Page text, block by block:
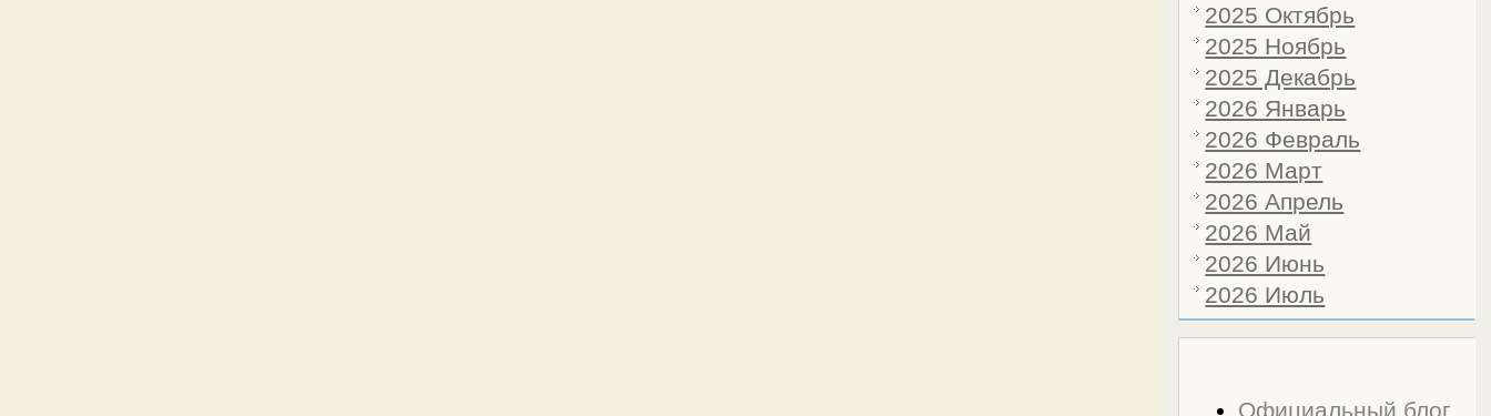
2025 Октябрь
2025 Ноябрь
2025 Декабрь
2026 Январь
2026 Февраль
2026 Март
2026 Апрель
2026 Май
2026 Июнь
2026 Июль
Официальный блог